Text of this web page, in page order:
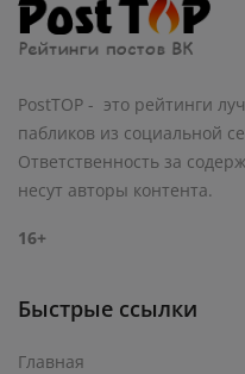
PostTOP - это рейтинги
пабликов из социальной
Ответственность за
несут авторы контента.
16+
Быстрые ссылки
Главная